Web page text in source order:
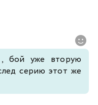
бой уже вторую
серию этот же